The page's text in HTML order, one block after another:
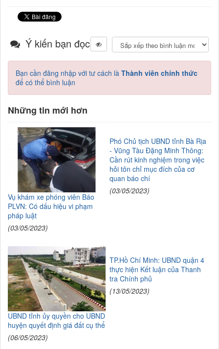
Ý kiến bạn đọc
Bạn cần đăng nhập với tư cách là Thành viên chính thức
để có thể bình luận
Những tin mới hơn
Vụ khám xe phóng viên Báo
PLVN: Có dấu hiệu vi phạm
pháp luật
(03/05/2023)
Phó Chủ tịch UBND tỉnh Bà Rịa
- Vũng Tàu Đặng Minh Thông:
Cần rút kinh nghiệm trong việc
hỏi tôn chỉ mục đích của cơ
quan báo chí
(03/05/2023)
UBND tỉnh ủy quyền cho UBND
huyện quyết định giá đất cụ thể
(06/05/2023)
TP.Hồ Chí Minh: UBND quận 4
thực hiện Kết luận của Thanh
tra Chính phủ
(13/05/2023)